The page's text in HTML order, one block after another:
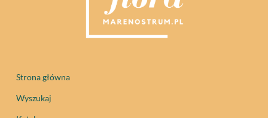
Strona główna
Wyszukaj